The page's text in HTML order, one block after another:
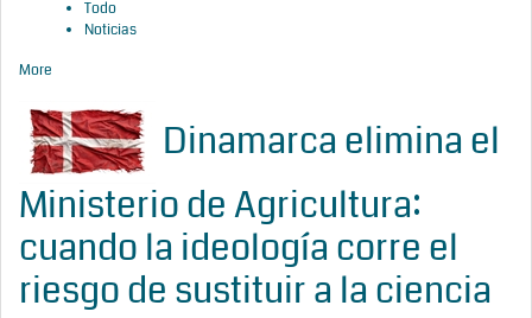
Todo
Noticias
More
Dinamarca elimina el
Ministerio de Agricultura:
cuando la ideología corre el
riesgo de sustituir a la ciencia